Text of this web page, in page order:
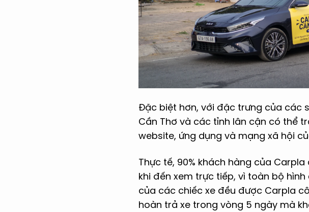
Đặc biệt hơn, với đặc trưng của các
Cần Thơ và các tỉnh lân cận có thể
website, ứng dụng và mạng xã hội
Thực tế, 90% khách hàng của
khi đến xem trực tiếp, vì toàn bộ
của các chiếc xe đều được Carpla
hoàn trả xe trong vòng 5 ngày mà